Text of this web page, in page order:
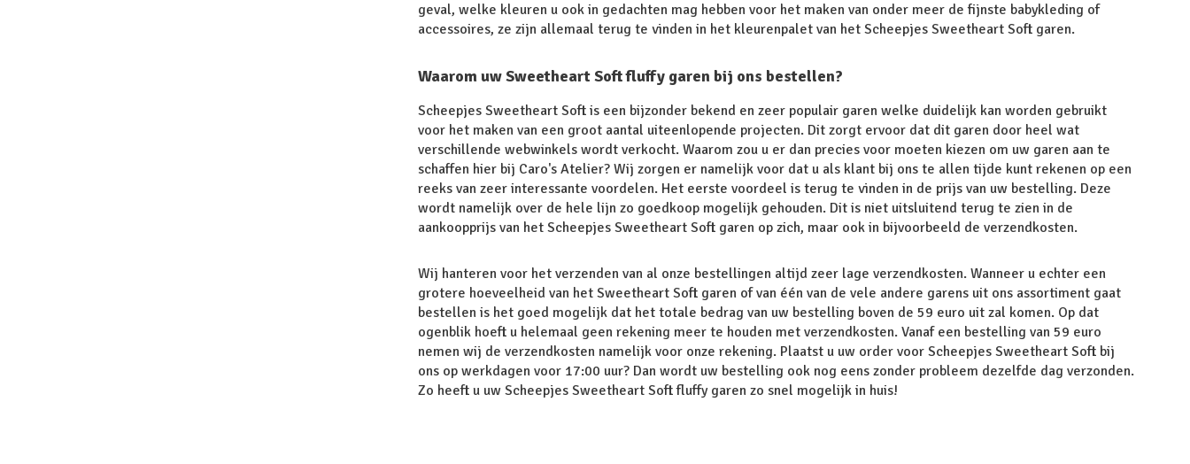
geval, welke kleuren u ook in gedachten mag hebben voor het maken van onder meer de fijnste babykleding of
accessoires, ze zijn allemaal terug te vinden in het kleurenpalet van het Scheepjes Sweetheart Soft garen.
Waarom uw Sweetheart Soft fluffy garen bij ons bestellen?
Scheepjes Sweetheart Soft is een bijzonder bekend en zeer populair garen welke duidelijk kan worden gebruikt
voor het maken van een groot aantal uiteenlopende projecten. Dit zorgt ervoor dat dit garen door heel wat
verschillende webwinkels wordt verkocht. Waarom zou u er dan precies voor moeten kiezen om uw garen aan te
schaffen hier bij Caro's Atelier? Wij zorgen er namelijk voor dat u als klant bij ons te allen tijde kunt rekenen op een
reeks van zeer interessante voordelen. Het eerste voordeel is terug te vinden in de prijs van uw bestelling. Deze
wordt namelijk over de hele lijn zo goedkoop mogelijk gehouden. Dit is niet uitsluitend terug te zien in de
aankoopprijs van het Scheepjes Sweetheart Soft garen op zich, maar ook in bijvoorbeeld de verzendkosten.
Wij hanteren voor het verzenden van al onze bestellingen altijd zeer lage verzendkosten. Wanneer u echter een
grotere hoeveelheid van het Sweetheart Soft garen of van één van de vele andere garens uit ons assortiment gaat
bestellen is het goed mogelijk dat het totale bedrag van uw bestelling boven de 59 euro uit zal komen. Op dat
ogenblik hoeft u helemaal geen rekening meer te houden met verzendkosten. Vanaf een bestelling van 59 euro
nemen wij de verzendkosten namelijk voor onze rekening. Plaatst u uw order voor Scheepjes Sweetheart Soft bij
ons op werkdagen voor 17:00 uur? Dan wordt uw bestelling ook nog eens zonder probleem dezelfde dag verzonden.
Zo heeft u uw Scheepjes Sweetheart Soft fluffy garen zo snel mogelijk in huis!